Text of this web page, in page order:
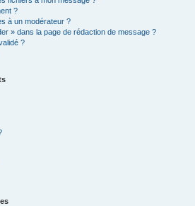
?
à un modérateur ?
» dans la page de rédaction de message ?
?